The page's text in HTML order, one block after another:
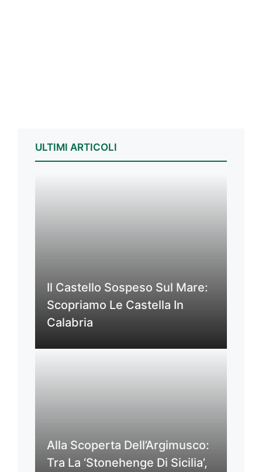
ULTIMI ARTICOLI
Il Castello Sospeso Sul Mare:
Scopriamo Le Castella In
Calabria
Alla Scoperta Dell’Argimusco:
Tra La ‘Stonehenge Di Sicilia’,